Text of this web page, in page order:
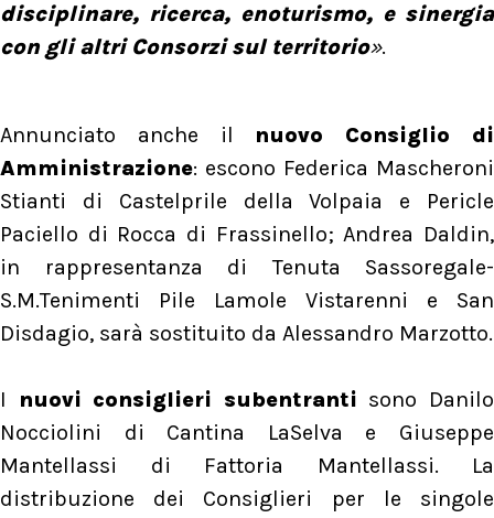
disciplinare, ricerca, enoturismo, e sinergia
con gli altri Consorzi sul territorio».
Annunciato anche il nuovo Consiglio di
Amministrazione: escono Federica Mascheroni
Stianti di Castelprile della Volpaia e Pericle
Paciello di Rocca di Frassinello; Andrea Daldin,
in rappresentanza di Tenuta Sassoregale-
S.M.Tenimenti Pile Lamole Vistarenni e San
Disdagio, sarà sostituito da Alessandro Marzotto.
I nuovi consiglieri subentranti sono Danilo
Nocciolini di Cantina LaSelva e Giuseppe
Mantellassi di Fattoria Mantellassi. La
distribuzione dei Consiglieri per le singole